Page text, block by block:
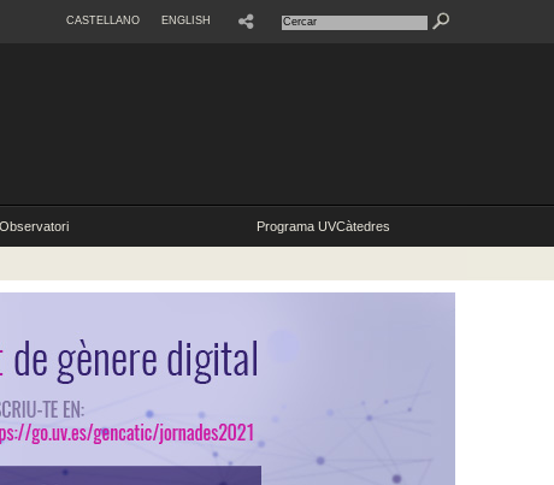
CASTELLANO ENGLISH
Observatori Programa UVCàtedres